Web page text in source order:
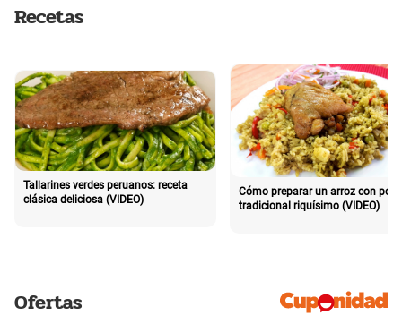
Recetas
Tallarines verdes peruanos: receta
clásica deliciosa (VIDEO)
Cómo preparar un arroz con pollo
tradicional riquísimo (VIDEO)
Ofertas